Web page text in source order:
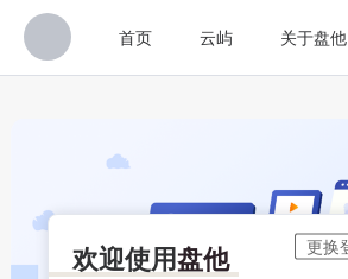
首页 云屿 关于盘他
欢迎使用盘他